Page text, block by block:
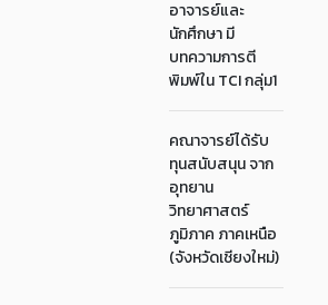
อาจารย์และ
นักศึกษา มี
บทความการตี
พิมพ์ใน TCI กลุ่ม1
คณาจารย์ได้รับ
ทุนสนับสนุน จาก
อุทยาน
วิทยาศาสตร์
ภูมิภาค ภาคเหนือ
(จังหวัดเชียงใหม่)